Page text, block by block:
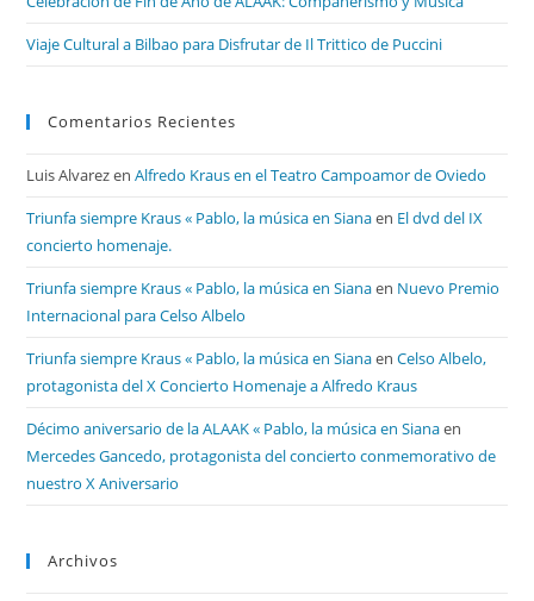
Viaje Cultural a Bilbao para Disfrutar de Il Trittico de Puccini
Comentarios Recientes
Luis AlvarezenAlfredo Kraus en el Teatro Campoamor de Oviedo
Triunfa siempre Kraus « Pablo, la música en Sianaen El dvd del IX
concierto homenaje.
Triunfa siempre Kraus « Pablo, la música en Sianaen Nuevo Premio
Internacional para Celso Albelo
Triunfa siempre Kraus « Pablo, la música en SianaenCelso Albelo,
protagonista del X Concierto Homenaje a Alfredo Kraus
Décimo aniversario de la ALAAK « Pablo, la música en Sianaen
Mercedes Gancedo, protagonista del concierto conmemorativo de
nuestro X Aniversario
Archivos